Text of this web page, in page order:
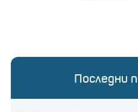
Последни